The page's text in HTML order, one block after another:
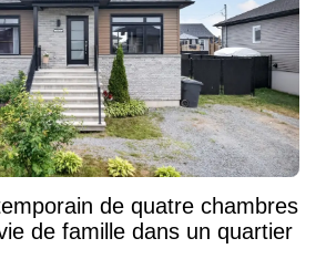
de quatre chambres
de famille dans un quartier